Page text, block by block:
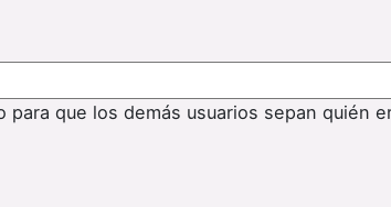
para que los demás usuarios sepan quién